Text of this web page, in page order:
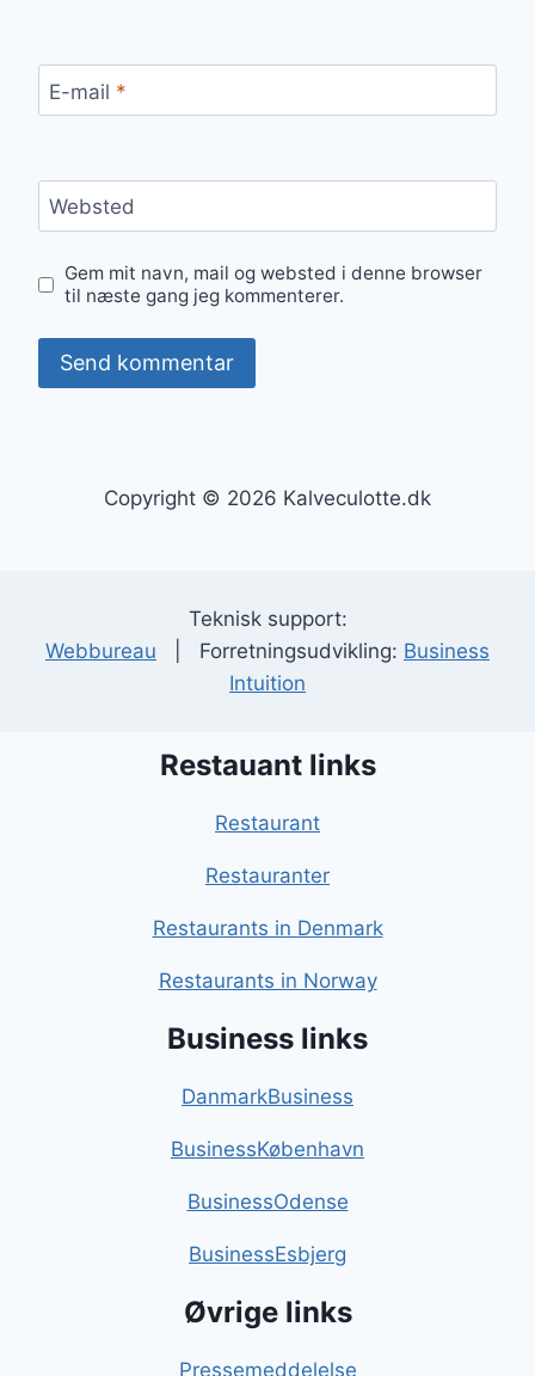
E-mail *
Websted
Gem mit navn, mail og websted i denne browser
til næste gang jeg kommenterer.
Copyright © 2026 Kalveculotte.dk
Teknisk support:
Webbureau | Forretningsudvikling: Business
Intuition
Restauant links
Restaurant
Restauranter
Restaurants in Denmark
Restaurants in Norway
Business links
DanmarkBusiness
BusinessKøbenhavn
BusinessOdense
BusinessEsbjerg
Øvrige links
Pressemeddelelse